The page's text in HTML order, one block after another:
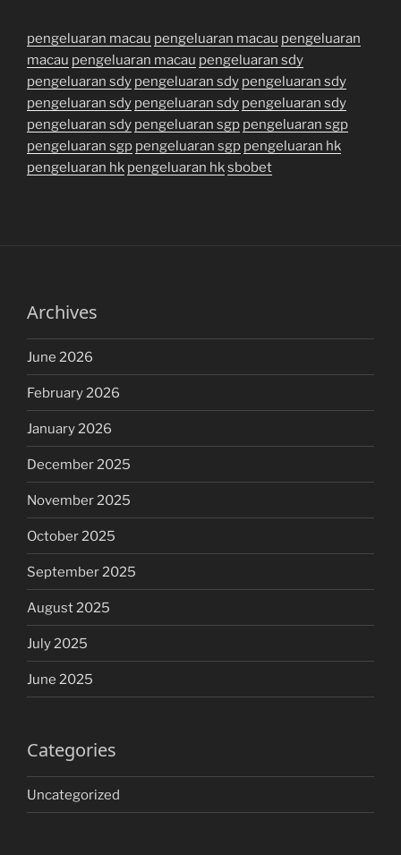
pengeluaran macau pengeluaran macau pengeluaran
macau pengeluaran macau pengeluaran sdy
pengeluaran sdy pengeluaran sdy pengeluaran sdy
pengeluaran sdy pengeluaran sdy pengeluaran sdy
pengeluaran sdy pengeluaran sgp pengeluaran sgp
pengeluaran sgp pengeluaran sgp pengeluaran hk
pengeluaran hk pengeluaran hksbobet
Archives
June 2026
February 2026
January 2026
December 2025
November 2025
October 2025
September 2025
August 2025
July 2025
June 2025
Categories
Uncategorized